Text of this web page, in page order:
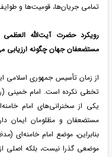
تمامی جریان‌ها، قومیت‌ها و
رویکرد حضرت آیت‌الله
مستضعفان جهان چگونه ارزیابی
از زمان تأسیس جمهوری اسلامی
تخطی نکرده است. امام خمینی
یکی از سخنرانی‌های امام
مستضعفان و مظلومان ایمان
بنابراین، موضع امام خامنه‌ای
موضعی گذرا نیست، بلکه